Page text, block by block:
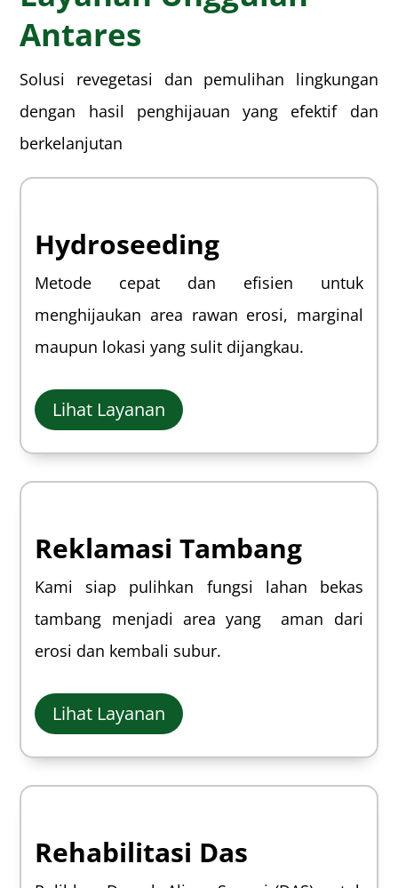
Antares
Solusi revegetasi dan pemulihan lingkungan
dengan hasil penghijauan yang efektif dan
berkelanjutan
Hydroseeding
Metode cepat dan efisien untuk
menghijaukan area rawan erosi, marginal
maupun lokasi yang sulit dijangkau.
Lihat Layanan
Reklamasi Tambang
Kami siap pulihkan fungsi lahan bekas
tambang menjadi area yang aman dari
erosi dan kembali subur.
Lihat Layanan
Rehabilitasi Das